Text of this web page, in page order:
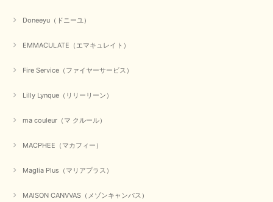
Doneeyu（ドニーユ）
EMMACULATE（エマキュレイト）
Fire Service（ファイヤーサービス）
Lilly Lynque（リリーリーン）
ma couleur（マ クルール）
MACPHEE（マカフィー）
Maglia Plus（マリアプラス）
MAISON CANVVAS（メゾンキャンバス）